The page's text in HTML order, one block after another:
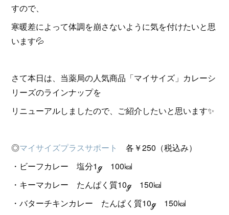
すので、
寒暖差によって体調を崩さないように気を付けたいと思
います💦
さて本日は、当薬局の人気商品「マイサイズ」カレーシ
リーズのラインナップを
リニューアルしましたので、ご紹介したいと思います✨
◎マイサイズプラスサポート
各￥250（税込み）
・ビーフカレー 塩分1ℊ 100㎉
・キーマカレー たんぱく質10ℊ 150㎉
・バターチキンカレー たんぱく質10ℊ 150㎉